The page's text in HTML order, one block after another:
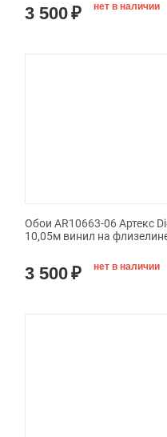
3 500₽ нет в наличии
Обои AR10663-06 Артекс
10,05м винил на
3 500₽ нет в наличии